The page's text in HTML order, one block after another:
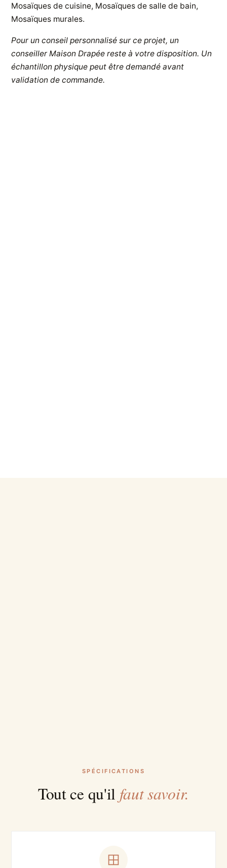
Mosaïques de cuisine, Mosaïques de salle de bain,
Mosaïques murales.
Pour un conseil personnalisé sur ce projet, un
conseiller Maison Drapée reste à votre disposition. Un
échantillon physique peut être demandé avant
validation de commande.
SPÉCIFICATIONS
Tout ce qu'il faut savoir.